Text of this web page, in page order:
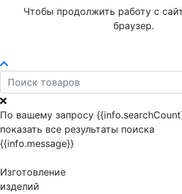
Чтобы продолжить работу с
браузер.
По вашему запросу
показать все результаты поиска
{{info.message}}
Изготовление
изделий